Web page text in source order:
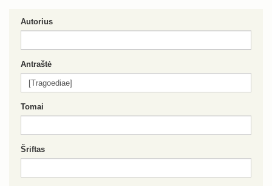
Autorius
Antraštė
Tomai
Šriftas